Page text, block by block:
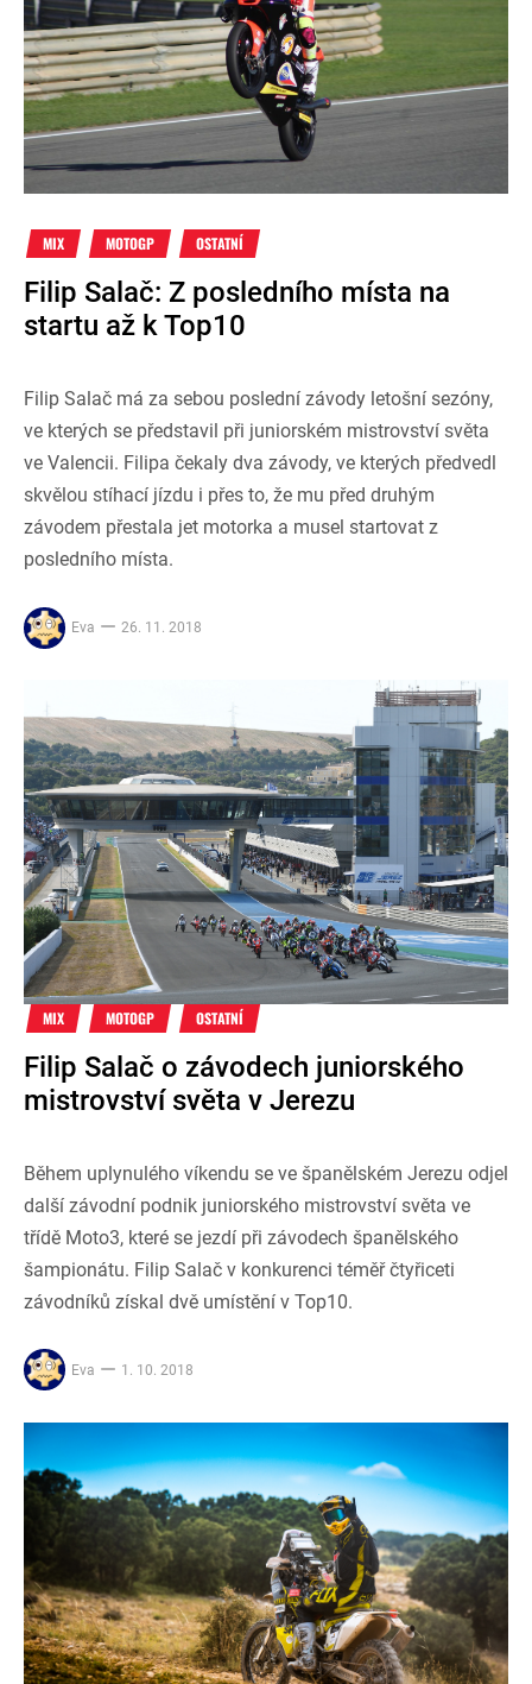
MIX MOTOGP OSTATNÍ
Filip Salač: Z posledního místa na
startu až k Top10
Filip Salač má za sebou poslední závody letošní sezóny,
ve kterých se představil při juniorském mistrovství světa
ve Valencii. Filipa čekaly dva závody, ve kterých předvedl
skvělou stíhací jízdu i přes to, že mu před druhým
závodem přestala jet motorka a musel startovat z
posledního místa.
Eva 26. 11. 2018
MIX MOTOGP OSTATNÍ
Filip Salač o závodech juniorského
mistrovství světa v Jerezu
Během uplynulého víkendu se ve španělském Jerezu odjel
další závodní podnik juniorského mistrovství světa ve
třídě Moto3, které se jezdí při závodech španělského
šampionátu. Filip Salač v konkurenci téměř čtyřiceti
závodníků získal dvě umístění v Top10.
Eva 1. 10. 2018